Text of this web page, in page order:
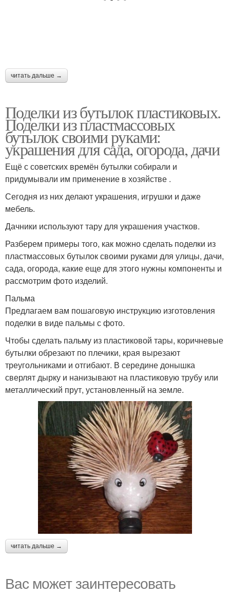
читать дальше →
Поделки из бутылок пластиковых.
Поделки из пластмассовых
бутылок своими руками:
украшения для сада, огорода, дачи
Ещё с советских времён бутылки собирали и
придумывали им применение в хозяйстве .
Сегодня из них делают украшения, игрушки и даже
мебель.
Дачники используют тару для украшения участков.
Разберем примеры того, как можно сделать поделки из
пластмассовых бутылок своими руками для улицы, дачи,
сада, огорода, какие еще для этого нужны компоненты и
рассмотрим фото изделий.
Пальма
Предлагаем вам пошаговую инструкцию изготовления
поделки в виде пальмы с фото.
Чтобы сделать пальму из пластиковой тары, коричневые
бутылки обрезают по плечики, края вырезают
треугольниками и отгибают. В середине донышка
сверлят дырку и нанизывают на пластиковую трубу или
металлический прут, установленный на земле.
читать дальше →
Вас может заинтересовать